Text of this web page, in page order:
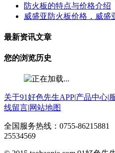
防火板的特点与价格介绍
威盛亚防火板价格，威盛
最新资讯文章
您的浏览历史
关于91好色先生APP 产品中心
线留言 网站地图
全国服务热线：0755-86215881
25534569